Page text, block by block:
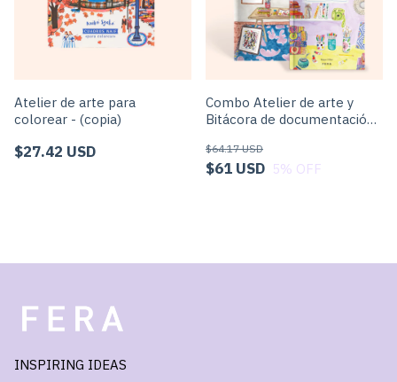
Atelier de arte para
colorear - (copia)
$27.42 USD
Combo Atelier de arte y
Bitácora de documentación
$61 USD
$64.17 USD
5% OFF
INSPIRING IDEAS